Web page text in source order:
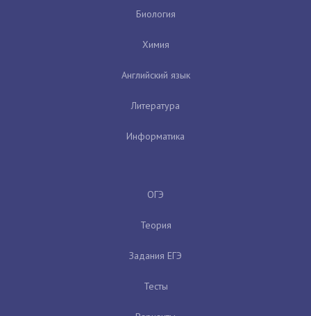
Биология
Химия
Английский язык
Литература
Информатика
ОГЭ
Теория
Задания ЕГЭ
Тесты